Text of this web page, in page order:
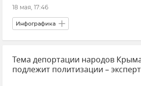
18 мая, 17:46
Инфографика
Армия и флот Россия История
Тема депортации народов
подлежит политизации – эксперт